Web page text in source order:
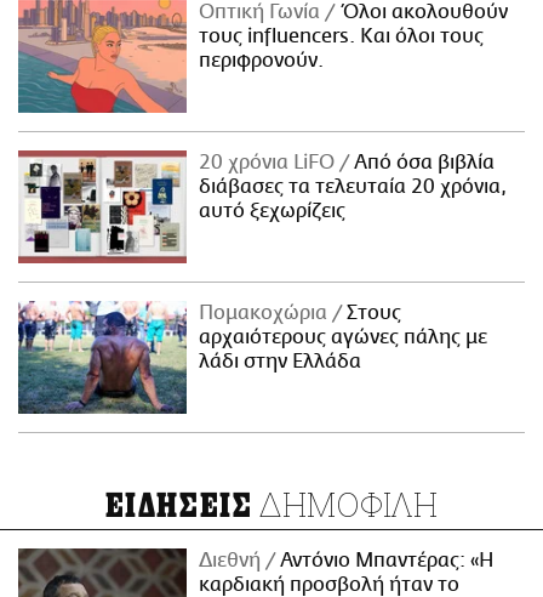
Οπτική Γωνία
Όλοι ακολουθούν
τους influencers. Και όλοι τους
περιφρονούν.
20 χρόνια LiFO
Από όσα βιβλία
διάβασες τα τελευταία 20 χρόνια,
αυτό ξεχωρίζεις
Πομακοχώρια
Στους
αρχαιότερους αγώνες πάλης με
λάδι στην Ελλάδα
ΕΙΔΗΣΕΙΣ ΔΗΜΟΦΙΛΗ
Διεθνή
Αντόνιο Μπαντέρας: «Η
καρδιακή προσβολή ήταν το